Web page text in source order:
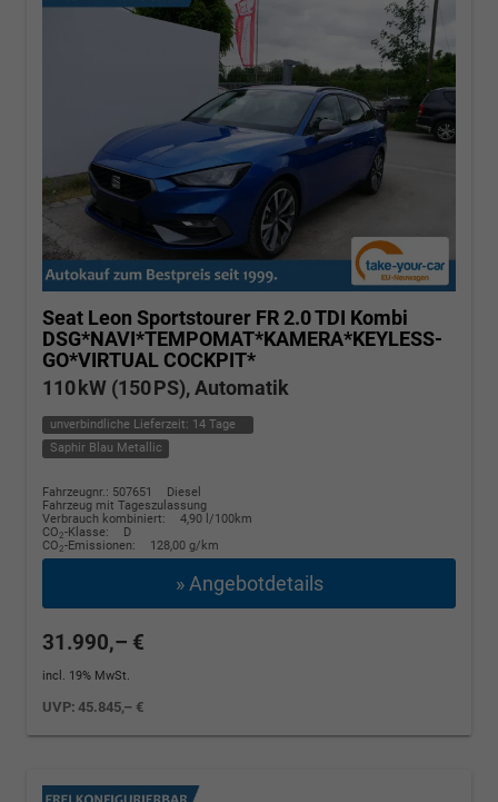
Seat Leon Sportstourer FR 2.0 TDI Kombi
DSG*NAVI*TEMPOMAT*KAMERA*KEYLESS-
GO*VIRTUAL COCKPIT*
110 kW (150 PS), Automatik
unverbindliche Lieferzeit: 14 Tage
Saphir Blau Metallic
Fahrzeugnr.: 507651
Diesel
Fahrzeug mit Tageszulassung
Verbrauch kombiniert:
4,90 l/100km
CO2-Klasse:
D
CO2-Emissionen: 128,00 g/km
» Angebotdetails
31.990,– €
incl. 19% MwSt.
UVP:45.845,– €